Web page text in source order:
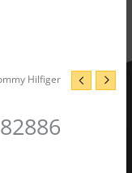
Hilfiger